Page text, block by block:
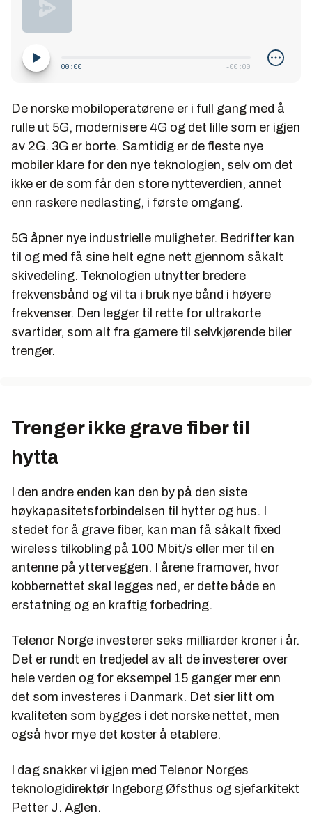
De norske mobiloperatørene er i full gang med å
rulle ut 5G, modernisere 4G og det lille som er igjen
av 2G. 3G er borte. Samtidig er de fleste nye
mobiler klare for den nye teknologien, selv om det
ikke er de som får den store nytteverdien, annet
enn raskere nedlasting, i første omgang.
5G åpner nye industrielle muligheter. Bedrifter kan
til og med få sine helt egne nett gjennom såkalt
skivedeling. Teknologien utnytter bredere
frekvensbånd og vil ta i bruk nye bånd i høyere
frekvenser. Den legger til rette for ultrakorte
svartider, som alt fra gamere til selvkjørende biler
trenger.
Trenger ikke grave fiber til
hytta
I den andre enden kan den by på den siste
høykapasitetsforbindelsen til hytter og hus. I
stedet for å grave fiber, kan man få såkalt fixed
wireless tilkobling på 100 Mbit/s eller mer til en
antenne på ytterveggen. I årene framover, hvor
kobbernettet skal legges ned, er dette både en
erstatning og en kraftig forbedring.
Telenor Norge investerer seks milliarder kroner i år.
Det er rundt en tredjedel av alt de investerer over
hele verden og for eksempel 15 ganger mer enn
det som investeres i Danmark. Det sier litt om
kvaliteten som bygges i det norske nettet, men
også hvor mye det koster å etablere.
I dag snakker vi igjen med Telenor Norges
teknologidirektør Ingeborg Øfsthus og sjefarkitekt
Petter J. Aglen.